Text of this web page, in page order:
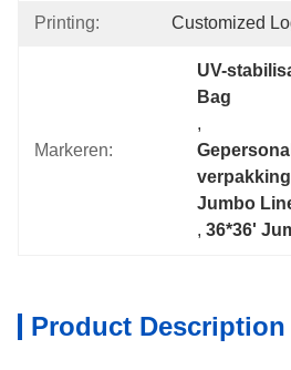
Printing: Customized
Markeren:
UV-
Bag
,
Jumbo
, 36*36'
Product Description